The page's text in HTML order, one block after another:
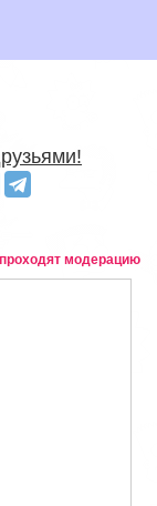
модерацию